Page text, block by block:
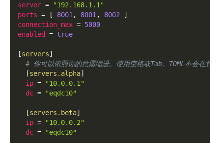
server =
"192.168.1.1"
ports = [ 8001 , 8001 , 8002
]
connection_max = 5000
enabled
= true
[servers]
# 你可以依照你的意愿缩进。使用空格或Tab。TOML不会在意。
[servers.alpha]
ip =
"10.0.0.1"
dc = "eqdc10"
[servers.beta]
ip =
"10.0.0.2"
dc = "eqdc10"